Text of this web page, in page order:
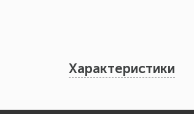
Характеристики